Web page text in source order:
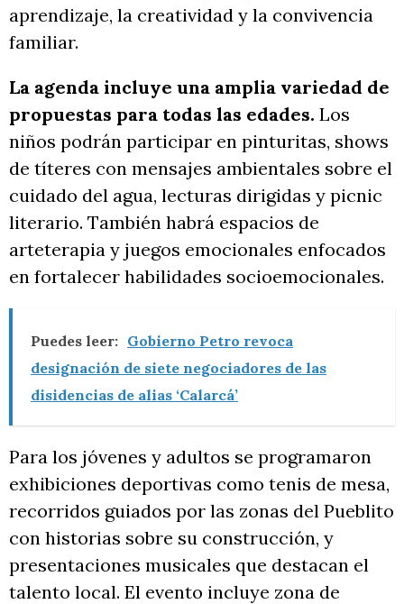
aprendizaje, la creatividad y la convivencia
familiar.
La agenda incluye una amplia variedad de
propuestas para todas las edades. Los
niños podrán participar en pinturitas, shows
de títeres con mensajes ambientales sobre el
cuidado del agua, lecturas dirigidas y picnic
literario. También habrá espacios de
arteterapia y juegos emocionales enfocados
en fortalecer habilidades socioemocionales.
Puedes leer: Gobierno Petro revoca
designación de siete negociadores de las
disidencias de alias ‘Calarcá’
Para los jóvenes y adultos se programaron
exhibiciones deportivas como tenis de mesa,
recorridos guiados por las zonas del Pueblito
con historias sobre su construcción, y
presentaciones musicales que destacan el
talento local. El evento incluye zona de